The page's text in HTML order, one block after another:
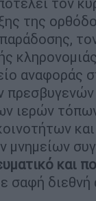
της
αναφοράς
ιερών
μνημείων
και
σαφή διεθνή